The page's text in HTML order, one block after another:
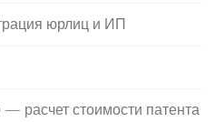
юрлиц и ИП
расчет стоимости патента